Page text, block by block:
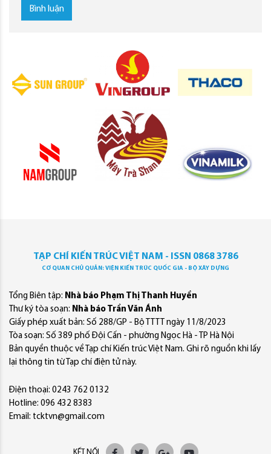
Bình luận
TẠP CHÍ KIẾN TRÚC VIỆT NAM - ISSN 0868 3786
CƠ QUAN CHỦ QUẢN: VIỆN KIẾN TRÚC QUỐC GIA - BỘ XÂY DỰNG
Tổng Biên tập: Nhà báo Phạm Thị Thanh Huyền
Thư ký tòa soạn: Nhà báo Trần Văn Ánh
Giấy phép xuất bản: Số 288/GP - Bộ TTTT ngày 11/8/2023
Tòa soạn: Số 389 phố Đội Cấn - phường Ngọc Hà - TP Hà Nội
Bản quyền thuộc về Tạp chí Kiến trúc Việt Nam. Ghi rõ nguồn khi lấy
lại thông tin từ Tạp chí điện tử này.
Điện thoại: 0243 762 0132
Hotline: 096 432 8383
Email: tcktvn@gmail.com